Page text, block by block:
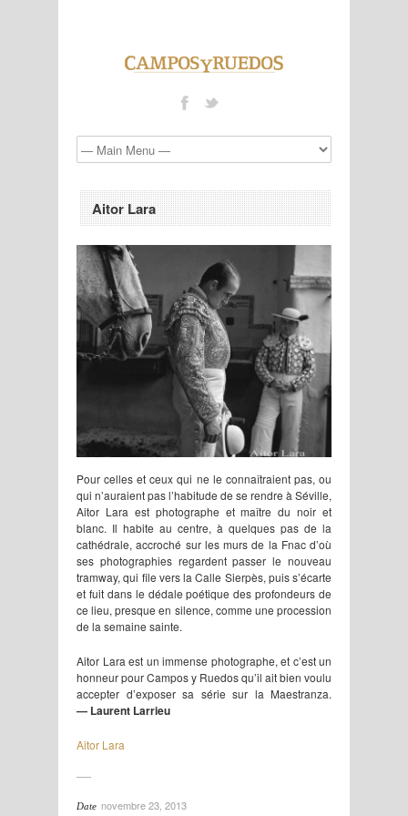
Aitor Lara
Pour celles et ceux qui ne le connaîtraient pas, ou
qui n’auraient pas l’habitude de se rendre à Séville,
Aitor Lara est photographe et maître du noir et
blanc. Il habite au centre, à quelques pas de la
cathédrale, accroché sur les murs de la Fnac d’où
ses photographies regardent passer le nouveau
tramway, qui file vers la Calle Sierpès, puis s’écarte
et fuit dans le dédale poétique des profondeurs de
ce lieu, presque en silence, comme une procession
de la semaine sainte.
Aitor Lara est un immense photographe, et c’est un
honneur pour Campos y Ruedos qu’il ait bien voulu
accepter d’exposer sa série sur la Maestranza.
— Laurent Larrieu
Aitor Lara
Date novembre 23, 2013